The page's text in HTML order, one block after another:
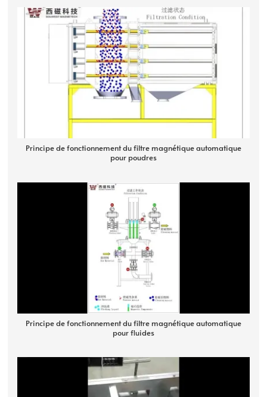
Principe de fonctionnement du filtre magnétique automatique
pour poudres
Principe de fonctionnement du filtre magnétique automatique
pour fluides